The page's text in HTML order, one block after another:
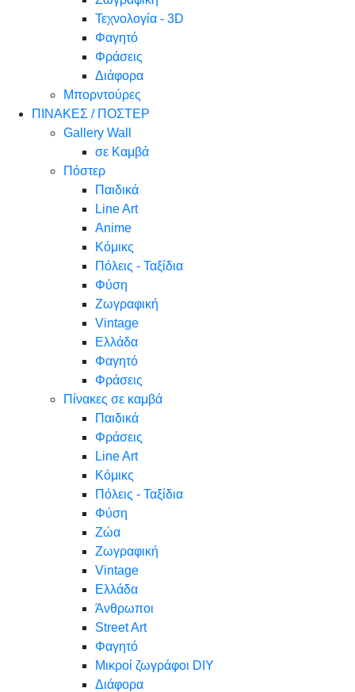
Τεχνολογία - 3D
Φαγητό
Φράσεις
Διάφορα
Μπορντούρες
ΠΙΝΑΚΕΣ / ΠΟΣΤΕΡ
Gallery Wall
σε Καμβά
Πόστερ
Παιδικά
Line Art
Anime
Κόμικς
Πόλεις - Ταξίδια
Φύση
Ζωγραφική
Vintage
Ελλάδα
Φαγητό
Φράσεις
Πίνακες σε καμβά
Παιδικά
Φράσεις
Line Art
Κόμικς
Πόλεις - Ταξίδια
Φύση
Ζώα
Ζωγραφική
Vintage
Ελλάδα
Άνθρωποι
Street Art
Φαγητό
Μικροί ζωγράφοι DIY
Διάφορα